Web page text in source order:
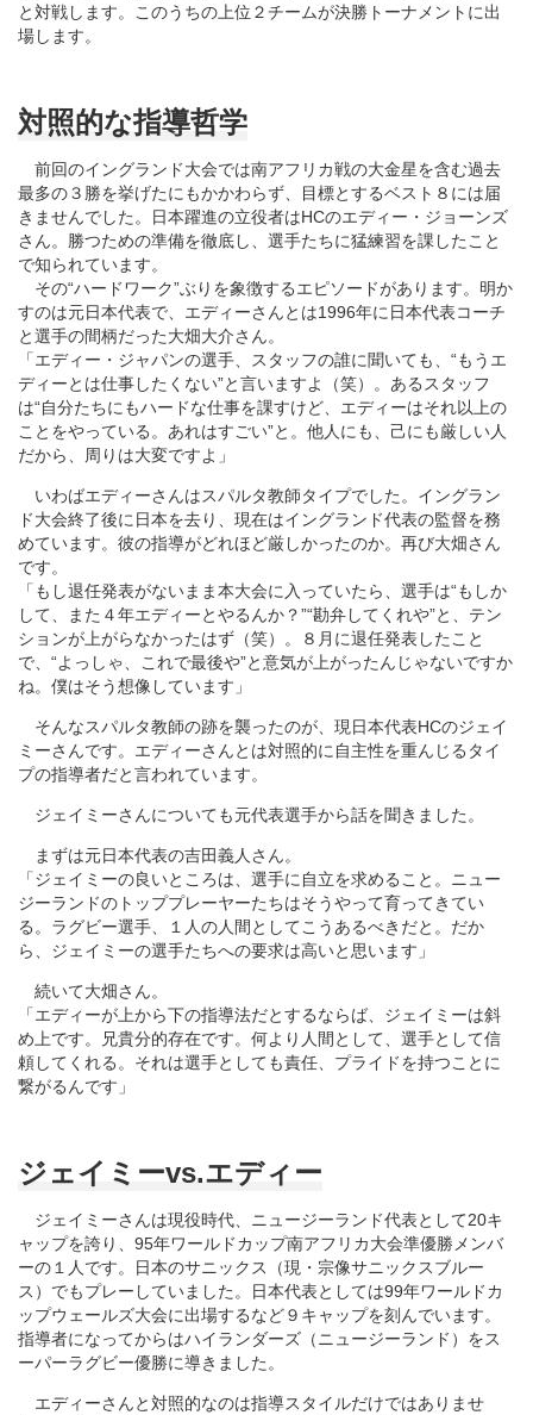
と対戦します。このうちの上位２チームが決勝トーナメントに出
場します。
対照的な指導哲学
前回のイングランド大会では南アフリカ戦の大金星を含む過去
最多の３勝を挙げたにもかかわらず、目標とするベスト８には届
きませんでした。日本躍進の立役者はHCのエディー・ジョーンズ
さん。勝つための準備を徹底し、選手たちに猛練習を課したこと
で知られています。
その“ハードワーク”ぶりを象徴するエピソードがあります。明か
すのは元日本代表で、エディーさんとは1996年に日本代表コーチ
と選手の間柄だった大畑大介さん。
「エディー・ジャパンの選手、スタッフの誰に聞いても、“もうエ
ディーとは仕事したくない”と言いますよ（笑）。あるスタッフ
は“自分たちにもハードな仕事を課すけど、エディーはそれ以上の
ことをやっている。あれはすごい”と。他人にも、己にも厳しい人
だから、周りは大変ですよ」
いわばエディーさんはスパルタ教師タイプでした。イングラン
ド大会終了後に日本を去り、現在はイングランド代表の監督を務
めています。彼の指導がどれほど厳しかったのか。再び大畑さん
です。
「もし退任発表がないまま本大会に入っていたら、選手は“もしか
して、また４年エディーとやるんか？”“勘弁してくれや”と、テン
ションが上がらなかったはず（笑）。８月に退任発表したこと
で、“よっしゃ、これで最後や”と意気が上がったんじゃないですか
ね。僕はそう想像しています」
そんなスパルタ教師の跡を襲ったのが、現日本代表HCのジェイ
ミーさんです。エディーさんとは対照的に自主性を重んじるタイ
プの指導者だと言われています。
ジェイミーさんについても元代表選手から話を聞きました。
まずは元日本代表の吉田義人さん。
「ジェイミーの良いところは、選手に自立を求めること。ニュー
ジーランドのトッププレーヤーたちはそうやって育ってきてい
る。ラグビー選手、１人の人間としてこうあるべきだと。だか
ら、ジェイミーの選手たちへの要求は高いと思います」
続いて大畑さん。
「エディーが上から下の指導法だとするならば、ジェイミーは斜
め上です。兄貴分的存在です。何より人間として、選手として信
頼してくれる。それは選手としても責任、プライドを持つことに
繋がるんです」
ジェイミーvs.エディー
ジェイミーさんは現役時代、ニュージーランド代表として20キ
ャップを誇り、95年ワールドカップ南アフリカ大会準優勝メンバ
ーの１人です。日本のサニックス（現・宗像サニックスブルー
ス）でもプレーしていました。日本代表としては99年ワールドカ
ップウェールズ大会に出場するなど９キャップを刻んでいます。
指導者になってからはハイランダーズ（ニュージーランド）をス
ーパーラグビー優勝に導きました。
エディーさんと対照的なのは指導スタイルだけではありませ